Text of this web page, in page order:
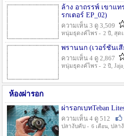
ล้าง อาถรรพ์ เขาแท
รกเตอร์ EP_02)
ความเห็น 3 ดู 3,509
หนุ่มธุดงค์ไพร - 2 ปี , สุด
พรานนก (เวอร์ชั่นเ
ความเห็น 4 ดู 2,867
หนุ่มธุดงค์ไพร - 2 ปี ,
ห้องผ่ารอก
ผ่ารอกเบทTeban
ความเห็น 4 ดู 512
ปลางับคับ - 6 เดือน, ปลา